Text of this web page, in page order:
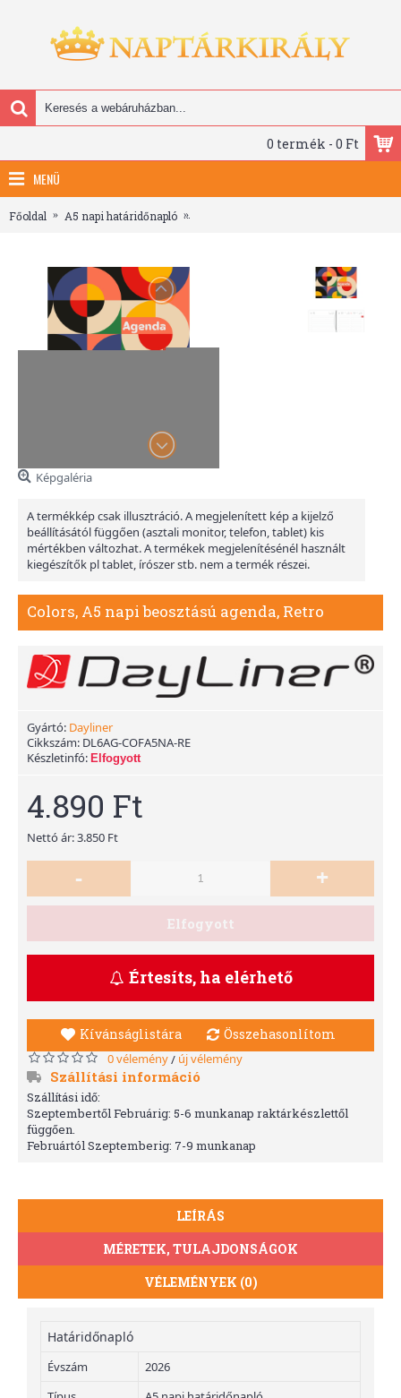
0 termék - 0 Ft
MENÜ
Főoldal A5 napi határidőnapló
Képgaléria
A termékkép csak illusztráció. A megjelenített kép a kijelző
beállításától függően (asztali monitor, telefon, tablet) kis
mértékben változhat. A termékek megjelenítésénél használt
kiegészítők pl tablet, írószer stb. nem a termék részei.
Colors, A5 napi beosztású agenda, Retro
Gyártó: Dayliner
Cikkszám: DL6AG-COFA5NA-RE
Készletinfó: Elfogyott
4.890 Ft
Nettó ár: 3.850 Ft
- +
Elfogyott
Értesíts, ha elérhető
Kívánságlistára Összehasonlítom
0 vélemény/ új vélemény
Szállítási információ
Szállítási idő:
Szeptembertől Februárig: 5-6 munkanap raktárkészlettől
függően.
Februártól Szeptemberig: 7-9 munkanap
LEÍRÁS
MÉRETEK, TULAJDONSÁGOK
VÉLEMÉNYEK (0)
Határidőnapló
Évszám
2026